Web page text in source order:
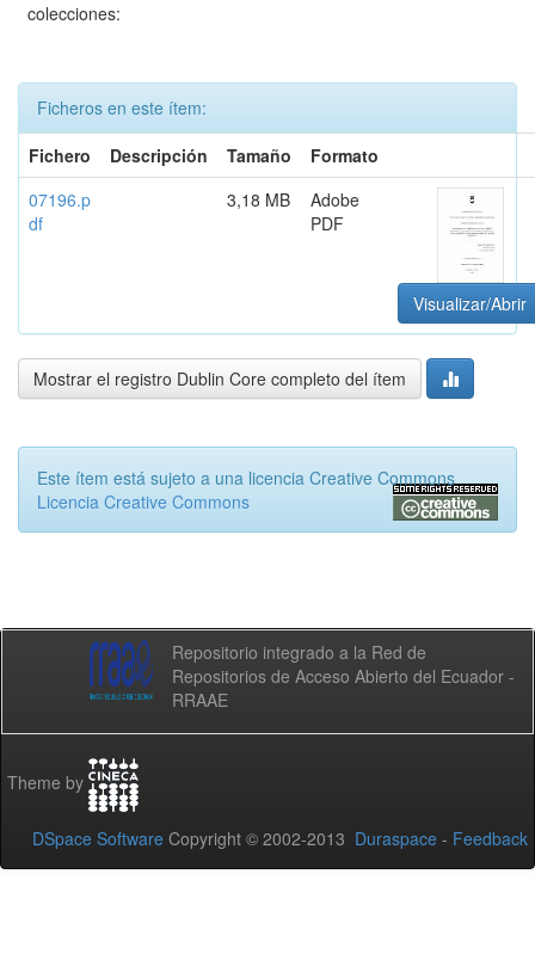
colecciones:
Ficheros en este ítem:
Fichero
Descripción Tamaño
Formato
07196.p
df
3,18 MB
Adobe
PDF
Visualizar/Abrir
Mostrar el registro Dublin Core completo del ítem
Este ítem está sujeto a una licencia Creative Commons
Licencia Creative Commons
Repositorio integrado a la Red de
Repositorios de Acceso Abierto del Ecuador -
RRAAE
Theme by
DSpace Software Copyright © 2002-2013 Duraspace - Feedback